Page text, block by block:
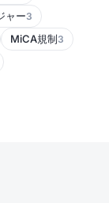
ャー3
MiCA規制3